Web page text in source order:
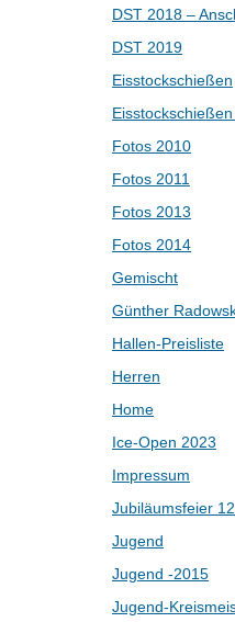
DST 2018 –
DST 2019
Eisstockschießen
Fotos 2010
Fotos 2011
Fotos 2013
Fotos 2014
Gemischt
Günther
Hallen-Preisliste
Herren
Home
Ice-Open 2023
Impressum
Jubiläumsfeier
Jugend
Jugend -2015
Jugend-